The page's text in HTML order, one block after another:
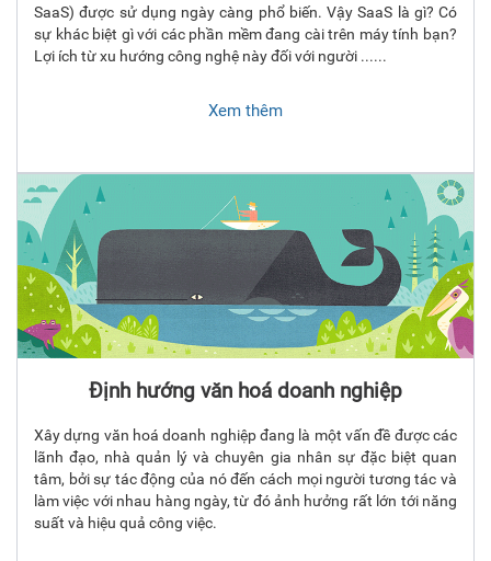
SaaS) được sử dụng ngày càng phổ biến. Vậy SaaS là gì? Có
sự khác biệt gì với các phần mềm đang cài trên máy tính bạn?
Lợi ích từ xu hướng công nghệ này đối với người ......
Xem thêm
Định hướng văn hoá doanh nghiệp
Xây dựng văn hoá doanh nghiệp đang là một vấn đề được các
lãnh đạo, nhà quản lý và chuyên gia nhân sự đặc biệt quan
tâm, bởi sự tác động của nó đến cách mọi người tương tác và
làm việc với nhau hàng ngày, từ đó ảnh hưởng rất lớn tới năng
suất và hiệu quả công việc.